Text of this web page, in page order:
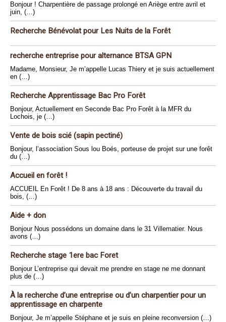
Bonjour ! Charpentière de passage prolongé en Ariège entre avril et
juin, (…)
Recherche Bénévolat pour Les Nuits de la Forêt
recherche entreprise pour alternance BTSA GPN
Madame, Monsieur, Je m’appelle Lucas Thiery et je suis actuellement
en (…)
Recherche Apprentissage Bac Pro Forêt
Bonjour, Actuellement en Seconde Bac Pro Forêt à la MFR du
Lochois, je (…)
Vente de bois scié (sapin pectiné)
Bonjour, l’association Sous lou Boés, porteuse de projet sur une forêt
du (…)
Accueil en forêt !
ACCUEIL En Forêt ! De 8 ans à 18 ans : Découverte du travail du
bois, (…)
Aide + don
Bonjour Nous possédons un domaine dans le 31 Villematier. Nous
avons (…)
Recherche stage 1ere bac Foret
Bonjour L’entreprise qui devait me prendre en stage ne me donnant
plus de (…)
À la recherche d’une entreprise ou d’un charpentier pour un
apprentissage en charpente
Bonjour, Je m’appelle Stéphane et je suis en pleine reconversion (…)